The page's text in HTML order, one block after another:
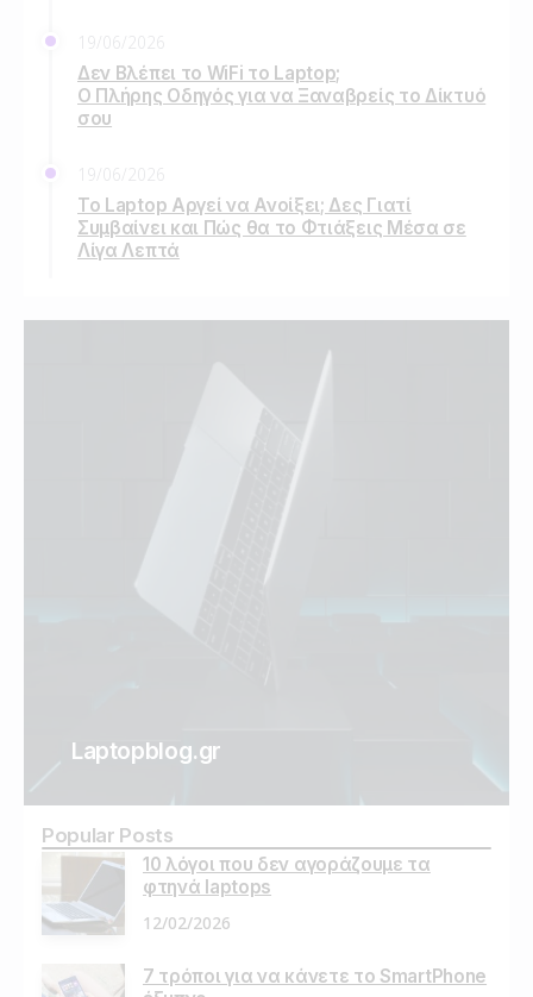
19/06/2026
Δεν Βλέπει το WiFi το Laptop;
Ο Πλήρης Οδηγός για να Ξαναβρείς το Δίκτυό
σου
19/06/2026
Το Laptop Αργεί να Ανοίξει; Δες Γιατί
Συμβαίνει και Πώς θα το Φτιάξεις Μέσα σε
Λίγα Λεπτά
Laptopblog.gr
Popular Posts
10 λόγοι που δεν αγοράζουμε τα
φτηνά laptops
12/02/2026
7 τρόποι για να κάνετε το SmartPhone